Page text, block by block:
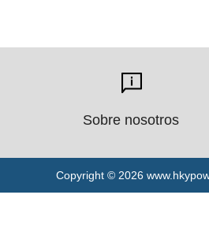
Sobre nosotros
Copyright © 2026